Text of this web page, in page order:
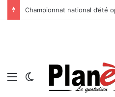
Menu Switch skin